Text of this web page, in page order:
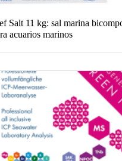
Salt 11 kg: sal marina
acuarios marinos